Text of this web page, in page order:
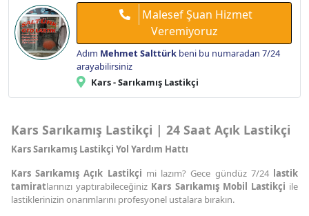
Malesef Şuan Hizmet
Veremiyoruz
Adım Mehmet Salttürk beni bu numaradan 7/24
arayabilirsiniz
Kars - Sarıkamış Lastikçi
Kars Sarıkamış Lastikçi | 24 Saat Açık Lastikçi
Kars Sarıkamış Lastikçi Yol Yardım Hattı
Kars Sarıkamış Açık Lastikçi mi lazım? Gece gündüz 7/24 lastik
tamiratlarınızı yaptırabileceğiniz Kars Sarıkamış Mobil Lastikçi ile
lastiklerinizin onarımlarını profesyonel ustalara bırakın.